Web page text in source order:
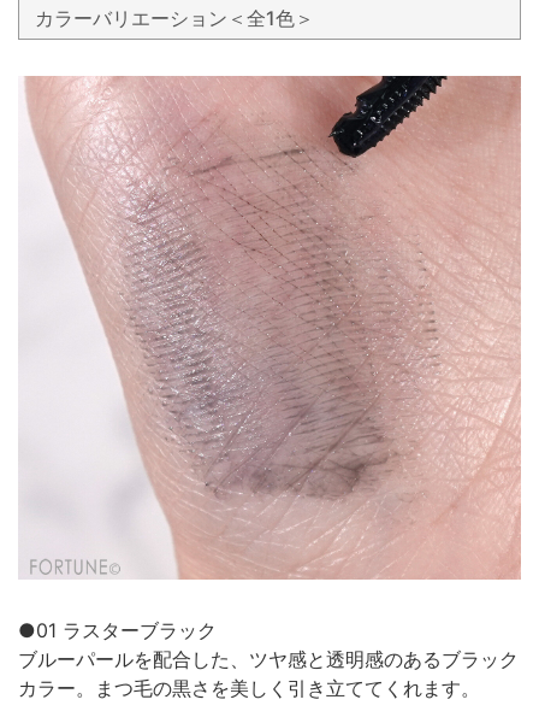
カラーバリエーション＜全1色＞
●01 ラスターブラック
ブルーパールを配合した、ツヤ感と透明感のあるブラック
カラー。まつ毛の黒さを美しく引き立ててくれます。